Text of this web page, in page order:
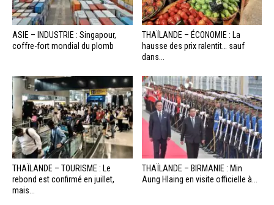
ASIE – INDUSTRIE : Singapour,
coffre-fort mondial du plomb
THAÏLANDE – ÉCONOMIE : La
hausse des prix ralentit… sauf
dans...
THAÏLANDE – TOURISME : Le
rebond est confirmé en juillet,
mais...
THAÏLANDE – BIRMANIE : Min
Aung Hlaing en visite officielle à...